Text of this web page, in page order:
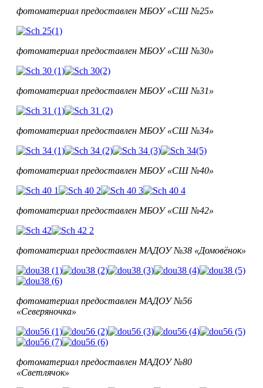
фотоматериал предоставлен МБОУ«СШ №25»
фотоматериал предоставлен МБОУ«СШ №30»
фотоматериал предоставлен МБОУ«СШ №31»
фотоматериал предоставлен МБОУ«СШ №34»
фотоматериал предоставлен МБОУ«СШ №40»
фотоматериал предоставлен МБОУ«СШ №42»
фотоматериал предоставлен МАДОУ №38 «Домовёнок»
фотоматериал предоставлен МАДОУ №56
«Северяночка»
фотоматериал предоставлен МАДОУ №80
«Светлячок»